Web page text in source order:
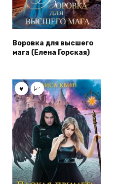
Воровка для высшего
мага (Елена Горская)